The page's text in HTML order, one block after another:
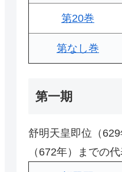
第20巻
第なし巻
第一期
舒明天皇即位（
（672年）までの代